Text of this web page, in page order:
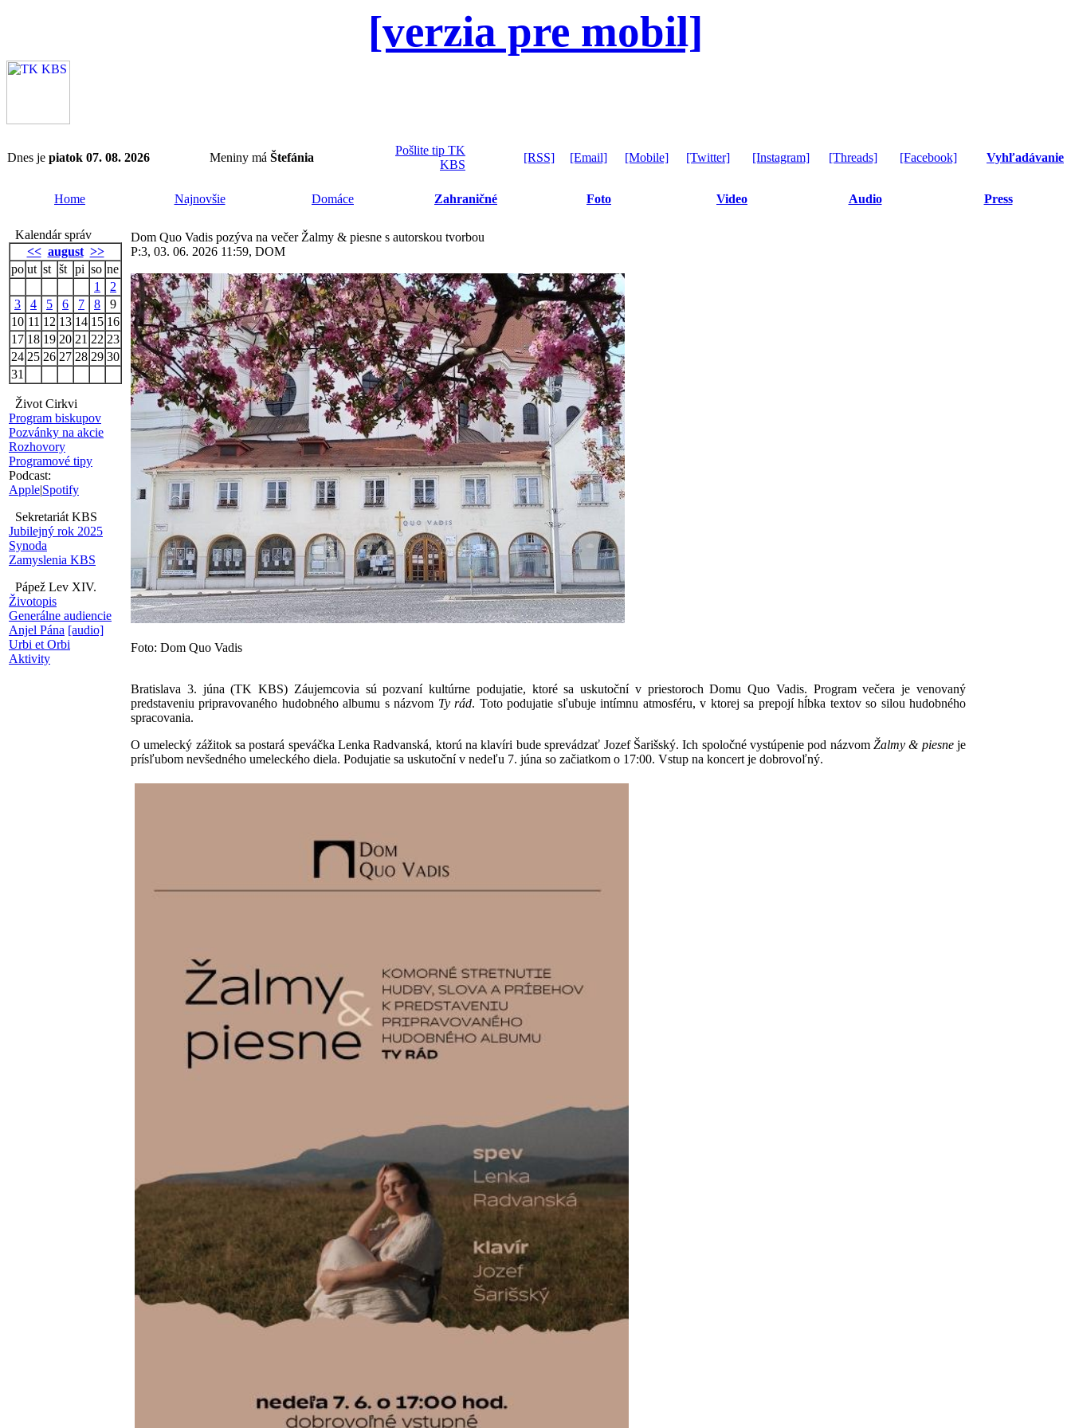
[verzia pre mobil]
Dnes je piatok 07. 08. 2026 Meniny má Štefánia
Pošlite tip TK
KBS
[RSS] [Email] [Mobile] [Twitter] [Instagram] [Threads] [Facebook] Vyhľadávanie
Home Najnovšie Domáce Zahraničné Foto Video Audio Press
Kalendár správ
<< august >>
po ut st št pi so ne
1
2
3
4 5 6 7 8
9
10 11 12 13 14 15 16
17 18 19 20 21 22 23
24 25 26 27 28 29 30
31
Život Cirkvi
Program biskupov
Pozvánky na akcie
Rozhovory
Programové tipy
Podcast:
Apple|Spotify
Sekretariát KBS
Jubilejný rok 2025
Synoda
Zamyslenia KBS
Pápež Lev XIV.
Životopis
Generálne audiencie
Anjel Pána [audio]
Urbi et Orbi
Aktivity
Dom Quo Vadis pozýva na večer Žalmy & piesne s autorskou tvorbou
P:3, 03. 06. 2026 11:59, DOM
Foto: Dom Quo Vadis
Bratislava 3. júna (TK KBS) Záujemcovia sú pozvaní kultúrne podujatie, ktoré sa uskutoční v priestoroch Domu Quo Vadis. Program večera je venovaný
predstaveniu pripravovaného hudobného albumu s názvom Ty rád. Toto podujatie sľubuje intímnu atmosféru, v ktorej sa prepojí hĺbka textov so silou hudobného
spracovania.
O umelecký zážitok sa postará speváčka Lenka Radvanská, ktorú na klavíri bude sprevádzať Jozef Šarišský. Ich spoločné vystúpenie pod názvom Žalmy & piesneje
prísľubom nevšedného umeleckého diela. Podujatie sa uskutoční v nedeľu 7. júna so začiatkom o 17:00. Vstup na koncert je dobrovoľný.